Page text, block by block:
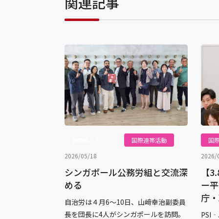
国際連帯活動
2026/05/18
シンガポール公務労組と交流深
める
自治労は４月6〜10日、山﨑幸治副委員
長を団長に4人がシンガポールを訪問。
国
2026/
【
ー
庁